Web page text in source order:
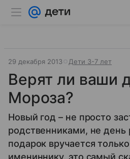
29 декабря 2013 Дети 3-7 лет
Верят ли ваши
Мороза?
Новый год – не просто
родственниками, не день
подарок вручается
имениннику, это самый